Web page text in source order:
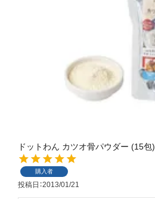
ドットわん カツオ骨パウダー (15包)
購入者
投稿日 2013/01/21